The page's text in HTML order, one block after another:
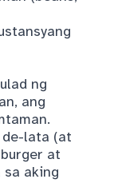
ng
ang
de-lata (at
at
sa aking